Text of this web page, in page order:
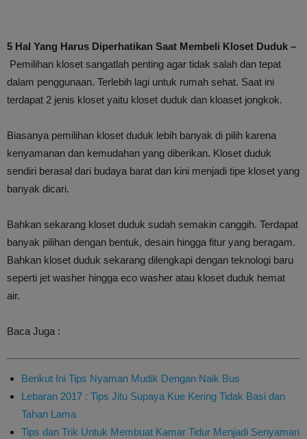
5 Hal Yang Harus Diperhatikan Saat Membeli Kloset Duduk –
Pemilihan kloset sangatlah penting agar tidak salah dan tepat
dalam penggunaan. Terlebih lagi untuk rumah sehat. Saat ini
terdapat 2 jenis kloset yaitu kloset duduk dan kloaset jongkok.
Biasanya pemilihan kloset duduk lebih banyak di pilih karena
kenyamanan dan kemudahan yang diberikan. Kloset duduk
sendiri berasal dari budaya barat dan kini menjadi tipe kloset yang
banyak dicari.
Bahkan sekarang kloset duduk sudah semakin canggih. Terdapat
banyak pilihan dengan bentuk, desain hingga fitur yang beragam.
Bahkan kloset duduk sekarang dilengkapi dengan teknologi baru
seperti jet washer hingga eco washer atau kloset duduk hemat
air.
Baca Juga :
Berikut Ini Tips Nyaman Mudik Dengan Naik Bus
Lebaran 2017 : Tips Jitu Supaya Kue Kering Tidak Basi dan
Tahan Lama
Tips dan Trik Untuk Membuat Kamar Tidur Menjadi Senyaman